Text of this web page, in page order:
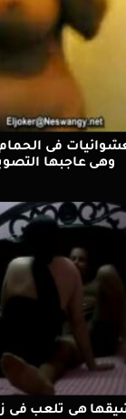
فى
وهى عاجبها
هى تلعب فى